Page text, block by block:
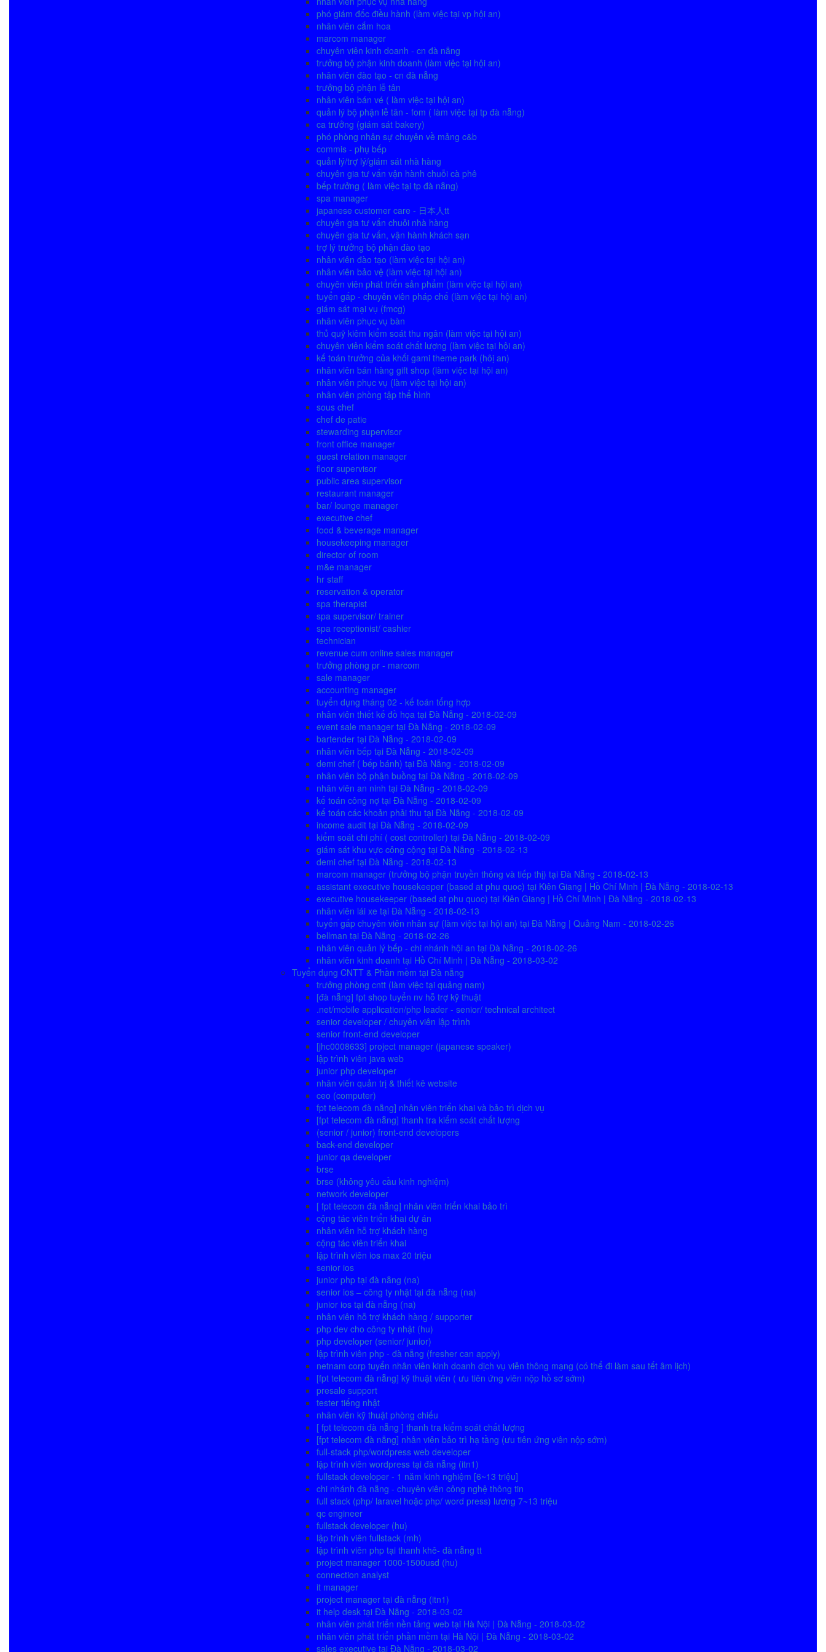
phó giám đốc điều hành (làm việc tại vp hội an)
nhân viên cắm hoa
marcom manager
chuyên viên kinh doanh - cn đà nẵng
trưởng bộ phận kinh doanh (làm việc tại hội an)
nhân viên đào tạo - cn đà nẵng
trưởng bộ phận lễ tân
nhân viên bán vé ( làm việc tại hội an)
quản lý bộ phận lễ tân - fom ( làm việc tại tp đà nẵng)
ca trưởng (giám sát bakery)
phó phòng nhân sự chuyên về mảng c&b
commis - phụ bếp
quản lý/trợ lý/giám sát nhà hàng
chuyên gia tư vấn vận hành chuỗi cà phê
bếp trưởng ( làm việc tại tp đà nẵng)
spa manager
japanese customer care - 日本人tt
chuyên gia tư vấn chuỗi nhà hàng
chuyên gia tư vấn, vận hành khách sạn
trợ lý trưởng bộ phận đào tạo
nhân viên đào tạo (làm việc tại hội an)
nhân viên bảo vệ (làm việc tại hội an)
chuyên viên phát triển sản phẩm (làm việc tại hội an)
tuyển gấp - chuyên viên pháp chế (làm việc tại hội an)
giám sát mại vụ (fmcg)
nhân viên phục vụ bàn
thủ quỹ kiêm kiểm soát thu ngân (làm việc tại hội an)
chuyên viên kiểm soát chất lượng (làm việc tại hội an)
kế toán trưởng của khối gami theme park (hôị an)
nhân viên bán hàng gift shop (làm việc tại hội an)
nhân viên phục vụ (làm việc tại hội an)
nhân viên phòng tập thể hình
sous chef
chef de patie
stewarding supervisor
front office manager
guest relation manager
floor supervisor
public area supervisor
restaurant manager
bar/ lounge manager
executive chef
food & beverage manager
housekeeping manager
director of room
m&e manager
hr staff
reservation & operator
spa therapist
spa supervisor/ trainer
spa receptionist/ cashier
technician
revenue cum online sales manager
trưởng phòng pr - marcom
sale manager
accounting manager
tuyển dụng tháng 02 - kế toán tổng hợp
nhân viên thiết kế đồ họa tại Đà Nẵng - 2018-02-09
event sale manager tại Đà Nẵng - 2018-02-09
bartender tại Đà Nẵng - 2018-02-09
nhân viên bếp tại Đà Nẵng - 2018-02-09
demi chef ( bếp bánh) tại Đà Nẵng - 2018-02-09
nhân viên bộ phận buồng tại Đà Nẵng - 2018-02-09
nhân viên an ninh tại Đà Nẵng - 2018-02-09
kế toán công nợ tại Đà Nẵng - 2018-02-09
kế toán các khoản phải thu tại Đà Nẵng - 2018-02-09
income audit tại Đà Nẵng - 2018-02-09
kiểm soát chi phí ( cost controller) tại Đà Nẵng - 2018-02-09
giám sát khu vực công cộng tại Đà Nẵng - 2018-02-13
demi chef tại Đà Nẵng - 2018-02-13
marcom manager (trưởng bộ phận truyền thông và tiếp thị) tại Đà Nẵng - 2018-02-13
assistant executive housekeeper (based at phu quoc) tại Kiên Giang | Hồ Chí Minh | Đà Nẵng - 2018-02-13
executive housekeeper (based at phu quoc) tại Kiên Giang | Hồ Chí Minh | Đà Nẵng - 2018-02-13
nhân viên lái xe tại Đà Nẵng - 2018-02-13
tuyển gấp chuyên viên nhân sự (làm việc tại hội an) tại Đà Nẵng | Quảng Nam - 2018-02-26
bellman tại Đà Nẵng - 2018-02-26
nhân viên quản lý bếp - chi nhánh hội an tại Đà Nẵng - 2018-02-26
nhân viên kinh doanh tại Hồ Chí Minh | Đà Nẵng - 2018-03-02
Tuyển dụng CNTT & Phần mềm tại Đà nẵng
trưởng phòng cntt (làm việc tại quảng nam)
[đà nẵng] fpt shop tuyển nv hỗ trợ kỹ thuật
.net/mobile application/php leader - senior/ technical architect
senior developer / chuyên viên lập trình
senior front-end developer
[jhc0008633] project manager (japanese speaker)
lập trình viên java web
junior php developer
nhân viên quản trị & thiết kê website
ceo (computer)
fpt telecom đà nẵng] nhân viên triển khai và bảo trì dịch vụ
[fpt telecom đà nẵng] thanh tra kiểm soát chất lượng
(senior / junior) front-end developers
back-end developer
junior qa developer
brse
brse (không yêu cầu kinh nghiệm)
network developer
[ fpt telecom đà nẵng] nhân viên triển khai bảo trì
cộng tác viên triển khai dự án
nhân viên hỗ trợ khách hàng
cộng tác viên triển khai
lập trình viên ios max 20 triệu
senior ios
junior php tại đà nẵng (na)
senior ios – công ty nhật tại đà nẵng (na)
junior ios tại đà nẵng (na)
nhân viên hỗ trợ khách hàng / supporter
php dev cho công ty nhật (hu)
php developer (senior/ junior)
lập trình viên php - đà nẵng (fresher can apply)
netnam corp tuyển nhân viên kinh doanh dịch vụ viễn thông mạng (có thể đi làm sau tết âm lịch)
[fpt telecom đà nẵng] kỹ thuật viên ( ưu tiên ứng viên nộp hồ sơ sớm)
presale support
tester tiếng nhật
nhân viên kỹ thuật phòng chiếu
[ fpt telecom đà nẵng ] thanh tra kiểm soát chất lượng
[fpt telecom đà nẵng] nhân viên bảo trì hạ tầng (ưu tiên ứng viên nộp sớm)
full-stack php/wordpress web developer
lập trình viên wordpress tại đà nẵng (itn1)
fullstack developer - 1 năm kinh nghiệm [6~13 triệu]
chi nhánh đà nẵng - chuyên viên công nghệ thông tin
full stack (php/ laravel hoặc php/ word press) lương 7~13 triệu
qc engineer
fullstack developer (hu)
lập trình viên fullstack (mh)
lập trình viên php tại thanh khê- đà nẵng tt
project manager 1000-1500usd (hu)
connection analyst
it manager
project manager tại đà nẵng (itn1)
it help desk tại Đà Nẵng - 2018-03-02
nhân viên phát triển nền tảng web tại Hà Nội | Đà Nẵng - 2018-03-02
nhân viên phát triển phần mềm tại Hà Nội | Đà Nẵng - 2018-03-02
sales executive tại Đà Nẵng - 2018-03-02